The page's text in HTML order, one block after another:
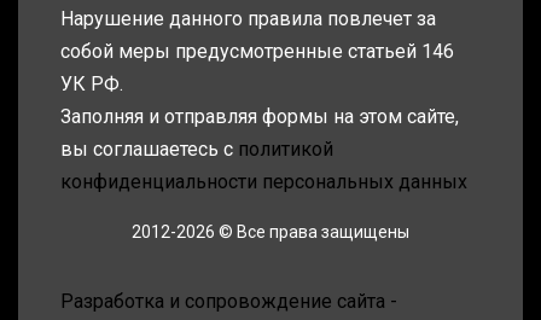
Нарушение данного правила повлечет за
собой меры предусмотренные статьей 146
УК РФ.
Заполняя и отправляя формы на этом сайте,
вы соглашаетесь с политикой
конфиденциальности персональных данных
2012-2026 © Все права защищены
Разработка и сопровождение сайта -